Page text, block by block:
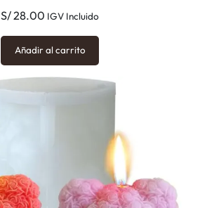
S/28.00 IGV Incluido
Añadir al carrito